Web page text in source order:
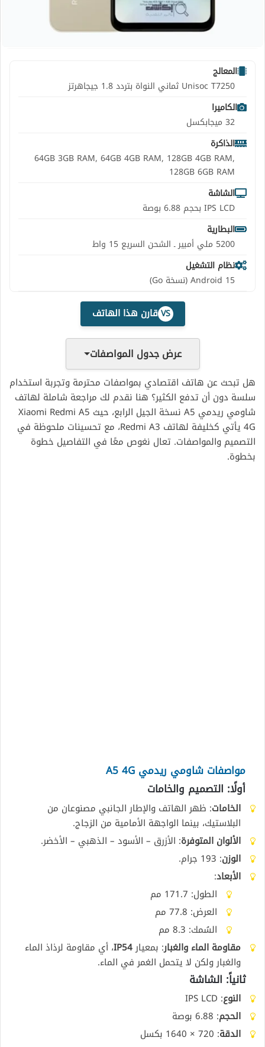
المعالج
Unisoc T7250 ثماني النواة بتردد 1.8 جيجاهرتز
الكاميرا
32 ميجابكسل
الذاكرة
64GB 3GB RAM, 64GB 4GB RAM, 128GB 4GB RAM,
128GB 6GB RAM
الشاشة
IPS LCD بحجم 6.88 بوصة
البطارية
5200 ملي أمبير ـ الشحن السريع 15 واط
نظام التشغيل
Android 15 (نسخة Go)
VSقارن هذا الهاتف
عرض جدول المواصفات
هل تبحث عن هاتف اقتصادي بمواصفات محترمة وتجربة استخدام
سلسة دون أن تدفع الكثير؟ هنا نقدم لك مراجعة شاملة لهاتف
شاومي ريدمي A5 نسخة الجيل الرابع، حيث Xiaomi Redmi A5
4G يأتي كخليفة لهاتف Redmi A3، مع تحسينات ملحوظة في
التصميم والمواصفات. تعال نغوص معًا في التفاصيل خطوة
بخطوة.
مواصفات شاومي ريدمي A5 4G
أولًا: التصميم والخامات
الخامات: ظهر الهاتف والإطار الجانبي مصنوعان من
البلاستيك، بينما الواجهة الأمامية من الزجاج.
الألوان المتوفرة: الأزرق – الأسود – الذهبي – الأخضر.
الوزن: 193 جرام.
الأبعاد:
الطول: 171.7 مم
العرض: 77.8 مم
السُمك: 8.3 مم
مقاومة الماء والغبار: بمعيارIP54، أي مقاومة لرذاذ الماء
والغبار ولكن لا يتحمل الغمر في الماء.
ثانياً: الشاشة
النوع: IPS LCD
الحجم: 6.88 بوصة
الدقة: 720 × 1640 بكسل